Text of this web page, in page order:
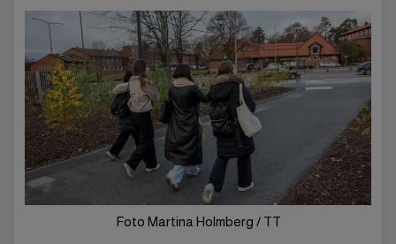
Foto Martina Holmberg / TT